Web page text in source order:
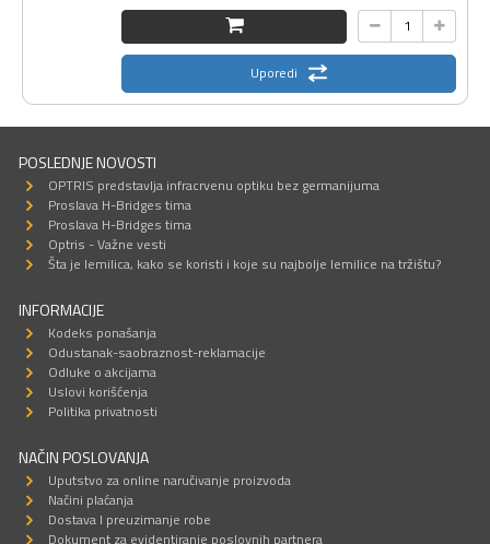
Uporedi
POSLEDNJE NOVOSTI
OPTRIS predstavlja infracrvenu optiku bez germanijuma
Proslava H-Bridges tima
Proslava H-Bridges tima
Optris - Važne vesti
Šta je lemilica, kako se koristi i koje su najbolje lemilice na tržištu?
INFORMACIJE
Kodeks ponašanja
Odustanak-saobraznost-reklamacije
Odluke o akcijama
Uslovi korišćenja
Politika privatnosti
NAČIN POSLOVANJA
Uputstvo za online naručivanje proizvoda
Načini plaćanja
Dostava I preuzimanje robe
Dokument za evidentiranje poslovnih partnera